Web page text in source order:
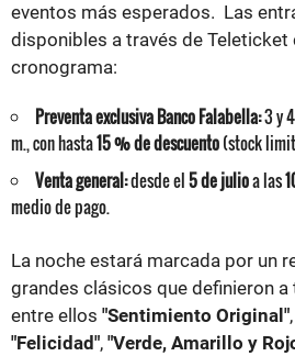
eventos más esperados. Las
disponibles a través de Teleticket
cronograma:
Preventa exclusiva Banco Falabella:3 y
m., con hasta15 % de descuento(stock
Venta general:desde el5 de julioa las
medio de pago.
La noche estará marcada por un
grandes clásicos que definieron a
entre ellos "Sentimiento Original",
"Felicidad", "Verde, Amarillo y